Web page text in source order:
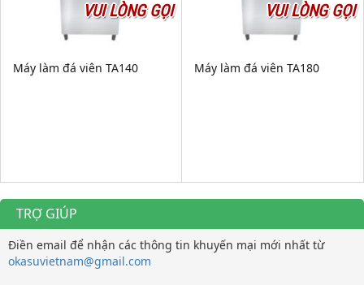
VUI LÒNG GỌI
Máy làm đá viên TA140
VUI LÒNG GỌI
Máy làm đá viên TA180
TRỢ GIÚP
Điền email để nhận các thông tin khuyến mại mới nhất từ
okasuvietnam@gmail.com